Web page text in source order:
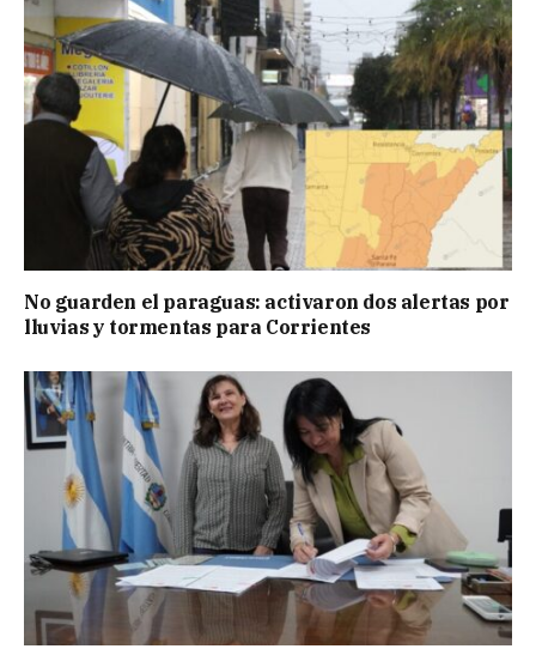
No guarden el paraguas: activaron dos alertas por
lluvias y tormentas para Corrientes